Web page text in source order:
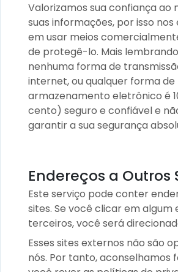
Valorizamos sua confiança ao
suas informações, por isso
em usar meios
de protegê-lo. Mais
nenhuma forma de
internet, ou qualquer forma de
armazenamento eletrônico é
cento) seguro e confiável e
garantir a sua segurança
Endereços a Outros
Este serviço pode conter
sites. Se você clicar em algum
terceiros, você será
Esses sites externos não são
nós. Por tanto, aconselhamos